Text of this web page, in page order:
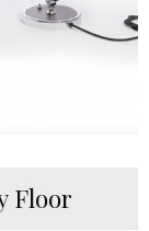
Floor